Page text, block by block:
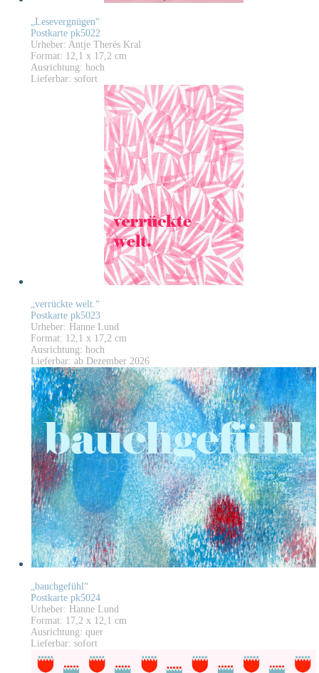
„Lesevergnügen“
Postkarte pk5022
Urheber: Antje Therés Kral
Format: 12,1 x 17,2 cm
Ausrichtung: hoch
Lieferbar: sofort
„verrückte welt.“
Postkarte pk5023
Urheber: Hanne Lund
Format: 12,1 x 17,2 cm
Ausrichtung: hoch
Lieferbar: ab Dezember 2026
„bauchgefühl“
Postkarte pk5024
Urheber: Hanne Lund
Format: 17,2 x 12,1 cm
Ausrichtung: quer
Lieferbar: sofort